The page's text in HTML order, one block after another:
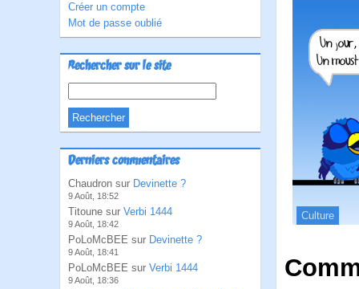
Créer un compte
Mot de passe oublié
Rechercher sur le site
Derniers commentaires
Chaudron sur Devinette ?
9 Août, 18:52
Titoune sur Verbi 1444
9 Août, 18:42
PoLoMcBEE sur Devinette ?
9 Août, 18:41
PoLoMcBEE sur Verbi 1444
9 Août, 18:36
Culture